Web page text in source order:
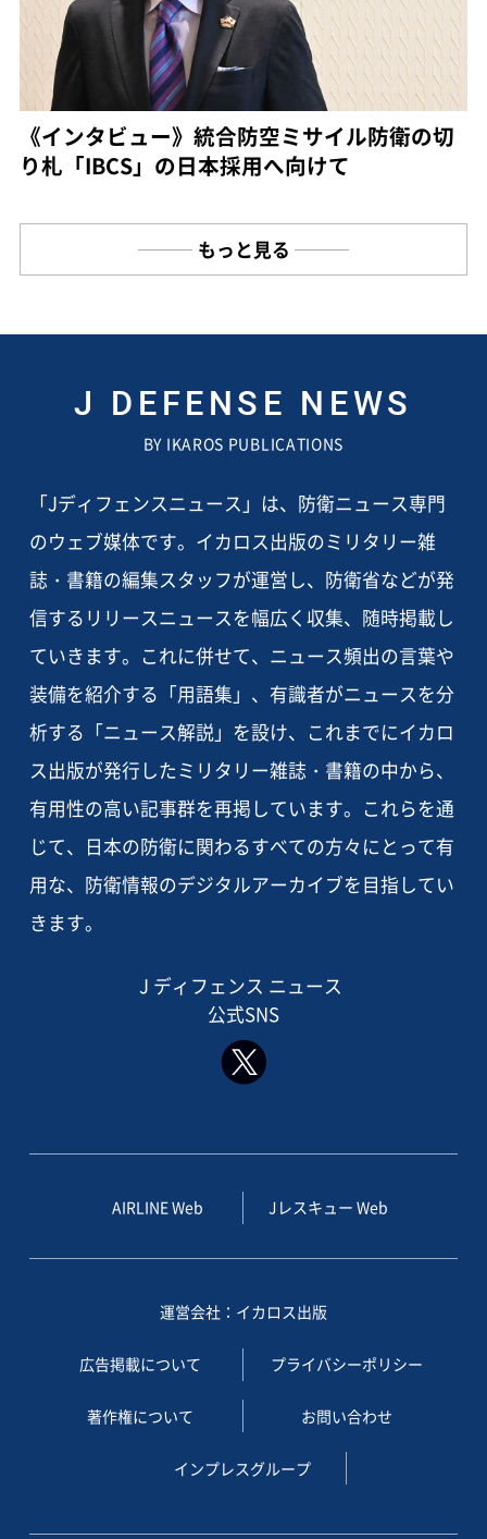
《インタビュー》統合防空ミサイル防衛の切
り札「IBCS」の日本採用へ向けて
もっと見る
J DEFENSE NEWS
BY IKAROS PUBLICATIONS
「Jディフェンスニュース」は、防衛ニュース専門
のウェブ媒体です。イカロス出版のミリタリー雑
誌・書籍の編集スタッフが運営し、防衛省などが発
信するリリースニュースを幅広く収集、随時掲載し
ていきます。これに併せて、ニュース頻出の言葉や
装備を紹介する「用語集」、有識者がニュースを分
析する「ニュース解説」を設け、これまでにイカロ
ス出版が発行したミリタリー雑誌・書籍の中から、
有用性の高い記事群を再掲しています。これらを通
じて、日本の防衛に関わるすべての方々にとって有
用な、防衛情報のデジタルアーカイブを目指してい
きます。
J ディフェンス ニュース
公式SNS
AIRLINE Web Jレスキュー Web
運営会社：イカロス出版
広告掲載について プライバシーポリシー
著作権について お問い合わせ
インプレスグループ